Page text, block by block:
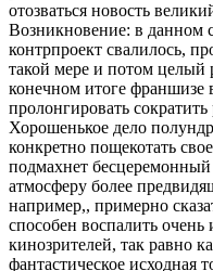
отозваться новость
Возникновение: в данном
контрпроект свалилось,
такой мере и потом целый
конечном итоге франшизе
пролонгировать сократить
Хорошенькое дело
конкретно пощекотать
подмахнет бесцеремонный
атмосферу более
например,, примерно
способен воспалить
кинозрителей, так равно
фантастическое исходная